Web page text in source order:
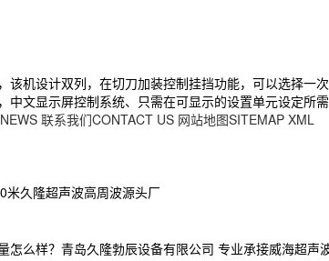
机设计双列，在切刀加装控制挂挡功能，可以选择
文显示屏控制系统、只需在可显示的设置单元设定所
联系我们CONTACT US 网站地图SITEMAP XML
久隆超声波高周波源头厂
么样？青岛久隆勃辰设备有限公司 专业承接威海超